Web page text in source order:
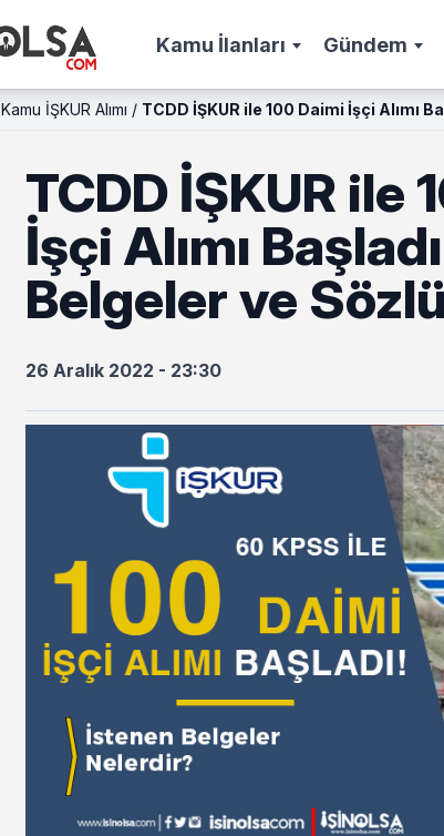
Kamu İlanları Gündem
Kamu İŞKUR Alımı / TCDD İŞKUR ile 100 Daimi İşçi Alımı
TCDD İŞKUR ile
İşçi Alımı
Belgeler ve
26 Aralık 2022 - 23:30